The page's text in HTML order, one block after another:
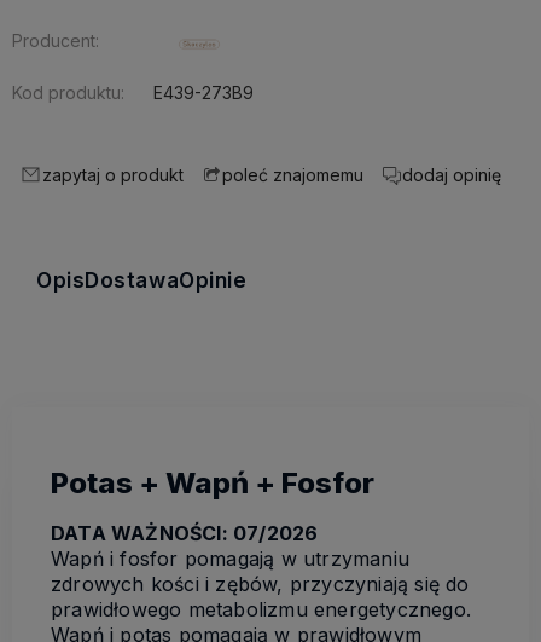
Producent:
Kod produktu: E439-273B9
zapytaj o produkt poleć znajomemu dodaj opinię
OpisDostawaOpinie
Potas + Wapń + Fosfor
DATA WAŻNOŚCI: 07/2026
Wapń i fosfor pomagają w utrzymaniu
zdrowych kości i zębów, przyczyniają się do
prawidłowego metabolizmu energetycznego.
Wapń i potas pomagają w prawidłowym